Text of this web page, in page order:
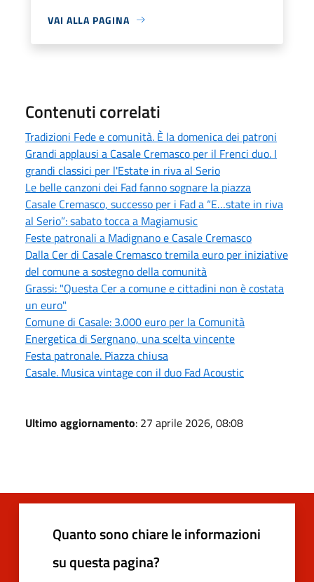
VAI ALLA PAGINA
Contenuti correlati
Tradizioni Fede e comunità. È la domenica dei patroni
Grandi applausi a Casale Cremasco per il Frenci duo. I
grandi classici per l'Estate in riva al Serio
Le belle canzoni dei Fad fanno sognare la piazza
Casale Cremasco, successo per i Fad a “E…state in riva
al Serio”: sabato tocca a Magiamusic
Feste patronali a Madignano e Casale Cremasco
Dalla Cer di Casale Cremasco tremila euro per iniziative
del comune a sostegno della comunità
Grassi: "Questa Cer a comune e cittadini non è costata
un euro"
Comune di Casale: 3.000 euro per la Comunità
Energetica di Sergnano, una scelta vincente
Festa patronale. Piazza chiusa
Casale. Musica vintage con il duo Fad Acoustic
Ultimo aggiornamento: 27 aprile 2026, 08:08
Quanto sono chiare le informazioni
su questa pagina?